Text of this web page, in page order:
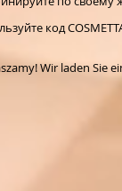
код
Wir laden Sie